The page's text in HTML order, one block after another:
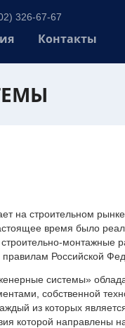
326-67-67
Контакты
на строительном
время было
монтажные
Российской
системы»
собственной
из которых
которой направлены